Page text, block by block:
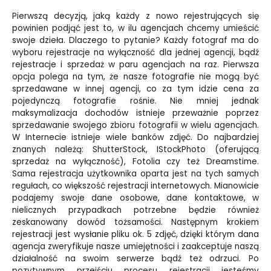
Pierwszą decyzją, jaką każdy z nowo rejestrujących się
powinien podjąć jest to, w ilu agencjach chcemy umieścić
swoje dzieła. Dlaczego to pytanie? Każdy fotograf ma do
wyboru rejestracje na wyłączność dla jednej agencji, bądź
rejestracje i sprzedaż w paru agencjach na raz. Pierwsza
opcja polega na tym, że nasze fotografie nie mogą być
sprzedawane w innej agencji, co za tym idzie cena za
pojedynczą fotografie rośnie. Nie mniej jednak
maksymalizacja dochodów istnieje przeważnie poprzez
sprzedawanie swojego zbioru fotografii w wielu agencjach.
W Internecie istnieje wiele banków zdjęć. Do najbardziej
znanych należą: ShutterStock, IStockPhoto (oferującą
sprzedaż na wyłączność), Fotolia czy też Dreamstime.
Sama rejestracja użytkownika oparta jest na tych samych
regułach, co większość rejestracji internetowych. Mianowicie
podajemy swoje dane osobowe, dane kontaktowe, w
nielicznych przypadkach potrzebne będzie również
zeskanowany dowód tożsamości. Następnym krokiem
rejestracji jest wysłanie pliku ok. 5 zdjęć, dzięki którym dana
agencja zweryfikuje nasze umiejętności i zaakceptuje naszą
działalność na swoim serwerze bądź też odrzuci. Po